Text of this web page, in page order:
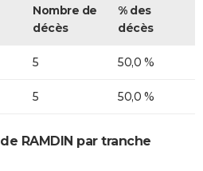
Nombre de
décès
% des
décès
5 50,0 %
5 50,0 %
RAMDIN par tranche